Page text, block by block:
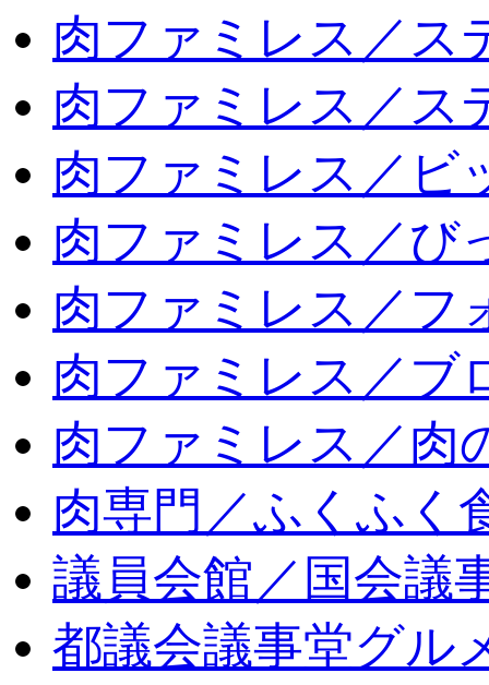
肉ファミレス／ス
肉ファミレス／ス
肉ファミレス／ビ
肉ファミレス／び
肉ファミレス／フ
肉ファミレス／ブ
肉ファミレス／肉
肉専門／ふくふく
議員会館／国会議
都議会議事堂グル